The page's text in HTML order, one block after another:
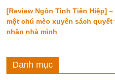
[Review Ngôn Tình Tiên Hiệp]
một chú mèo xuyên sách
nhân nhà mình
Danh mục